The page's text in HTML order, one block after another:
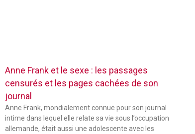
Anne Frank et le sexe : les passages
censurés et les pages cachées de son
journal
Anne Frank, mondialement connue pour son journal
intime dans lequel elle relate sa vie sous l’occupation
allemande, était aussi une adolescente avec les